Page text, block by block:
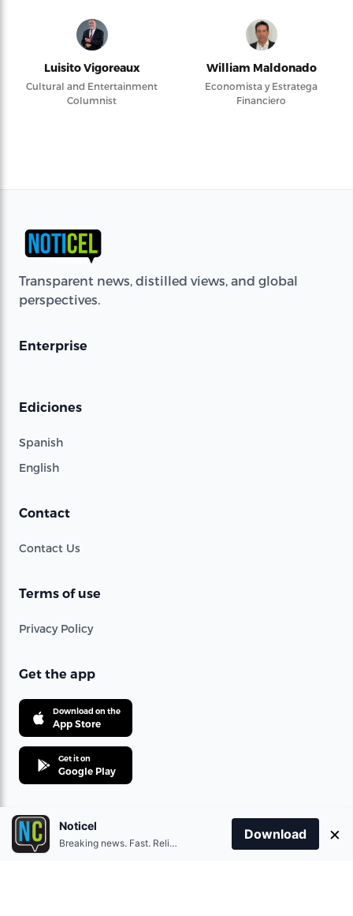
Luisito Vigoreaux
Cultural and Entertainment
Columnist
William Maldonado
Economista y Estratega
Financiero
Transparent news, distilled views, and global
perspectives.
Enterprise
Ediciones
Spanish
English
Contact
Contact Us
Terms of use
Privacy Policy
Get the app
Download on the
App Store
Get it on
Google Play
© 2021 360 Telecom Corporation. All rights reserved.
Noticel
Breaking news. Fast. Reliable.
Download ×